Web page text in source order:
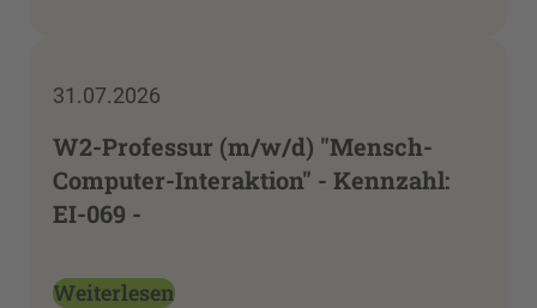
31.07.2026
W2-Professur (m/w/d) "Mensch-
Computer-Interaktion" - Kennzahl:
EI-069 -
Weiterlesen